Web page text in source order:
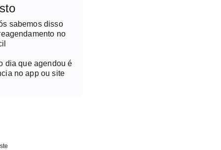
sabemos disso
no
dia que agendou é
no app ou site